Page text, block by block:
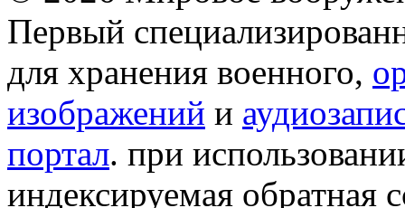
Первый
для хранения военного,
изображений и
портал. при
индексируемая обратная